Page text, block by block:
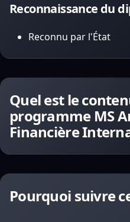
Reconnaissance du
Reconnu par l'État
Quel est le
programme MS
Financière
Pourquoi suivre